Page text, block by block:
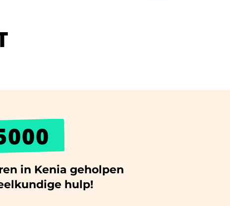
in Kenia geholpen
hulp!